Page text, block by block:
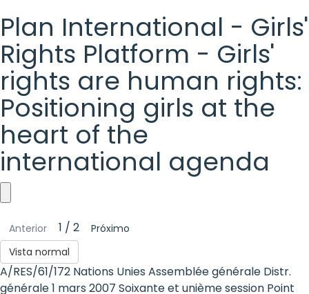
Plan International - Girls'
Rights Platform - Girls'
rights are human rights:
Positioning girls at the
heart of the
international agenda
Plan
International
-
Anterior 1 / 2
Próximo
Vista normal
A/RES/61/172 Nations Unies Assemblée générale Distr.
générale 1 mars 2007 Soixante et unième session Point